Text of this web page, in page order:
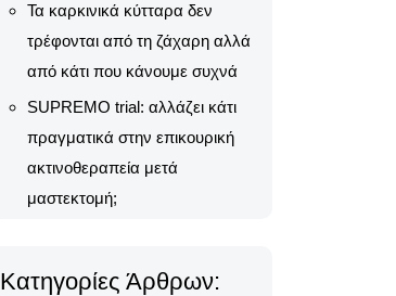
Τα καρκινικά κύτταρα δεν
τρέφονται από τη ζάχαρη αλλά
από κάτι που κάνουμε συχνά
SUPREMO trial: αλλάζει κάτι
πραγματικά στην επικουρική
ακτινοθεραπεία μετά
μαστεκτομή;
Κατηγορίες Άρθρων: